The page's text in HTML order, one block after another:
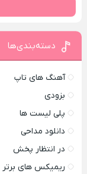
دسته‌بندی‌ها
آهنگ های تاپ
بزودی
پلی لیست ها
دانلود مداحی
در انتظار پخش
ریمیکس های برتر